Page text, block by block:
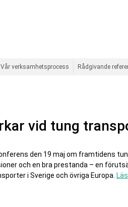
Vår verksamhetsprocess Rådgivande
vid tung
den 19 maj om framtidens
och en bra prestanda – en
i Sverige och övriga Europa.